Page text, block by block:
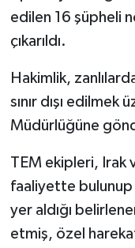
edilen 16 şüpheli
çıkarıldı.
Hakimlik,
sınır dışı edilmek
Müdürlüğüne
TEM ekipleri, Irak
faaliyette bulunup
yer aldığı
etmiş, özel